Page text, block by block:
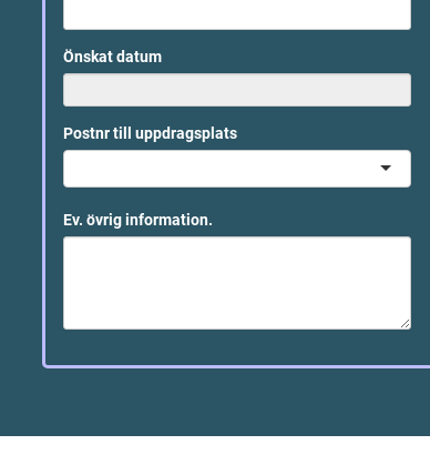
Önskat datum
Postnr till uppdragsplats
Ev. övrig information.